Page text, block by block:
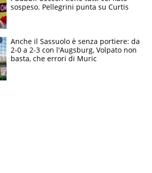
sospeso. Pellegrini punta su Curtis
Anche il Sassuolo è senza portiere: da
2-0 a 2-3 con l'Augsburg, Volpato non
basta, che errori di Muric